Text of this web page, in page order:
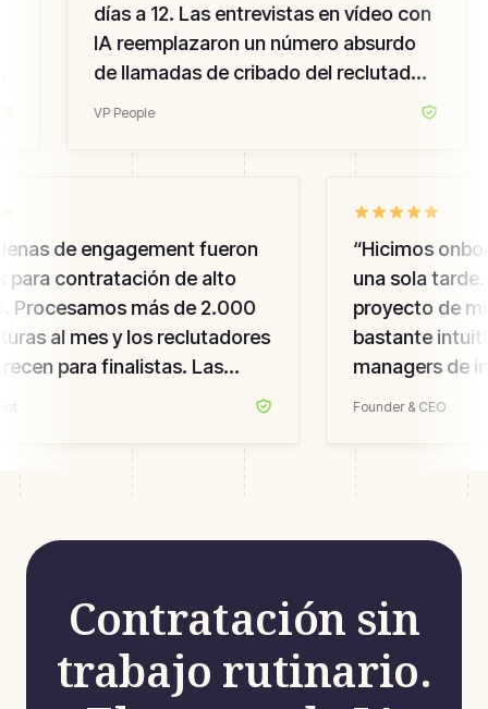
días a 12. Las entrevistas en vídeo con
IA reemplazaron un número absurdo
de llamadas de cribado del reclutador
VP People
de engagement fueron
para contratación de alto
Procesamos más de 2.000
al mes y los reclutadores
para finalistas. Las
de candidate experience
“Hicimos
una sola tarde.
proyecto de
bastante
managers de
adoptado en
Founder & CEO
Contratación sin
trabajo rutinario.